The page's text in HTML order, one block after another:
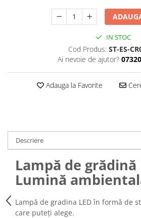
IN STOC
Cod Produs: ST-ES-
Ai nevoie de ajutor?
Adauga la Favorite
Descriere
Lampă de grădină
Lumină
Lampă de gradina LED în formă de
care puteți alege.